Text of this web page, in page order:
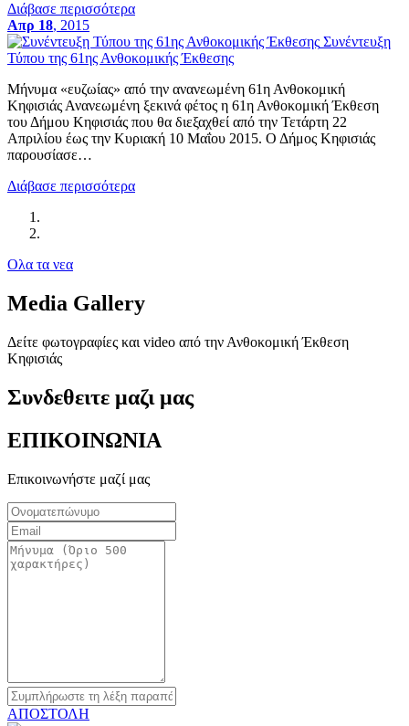
Διάβασε περισσότερα
Απρ 18, 2015
Συνέντευξη
Τύπου της 61ης Ανθοκομικής Έκθεσης
Μήνυμα «ευζωίας» από την ανανεωμένη 61η Ανθοκομική
Κηφισιάς Ανανεωμένη ξεκινά φέτος η 61η Ανθοκομική Έκθεση
του Δήμου Κηφισιάς που θα διεξαχθεί από την Τετάρτη 22
Απριλίου έως την Κυριακή 10 Μαΐου 2015. Ο Δήμος Κηφισιάς
παρουσίασε…
Διάβασε περισσότερα
Ολα τα νεα
Media Gallery
Δείτε φωτογραφίες και video από την Ανθοκομική Έκθεση
Κηφισιάς
Συνδεθειτε μαζι μας
ΕΠΙΚΟΙΝΩΝΙΑ
Επικοινωνήστε μαζί μας
ΑΠΟΣΤΟΛΗ